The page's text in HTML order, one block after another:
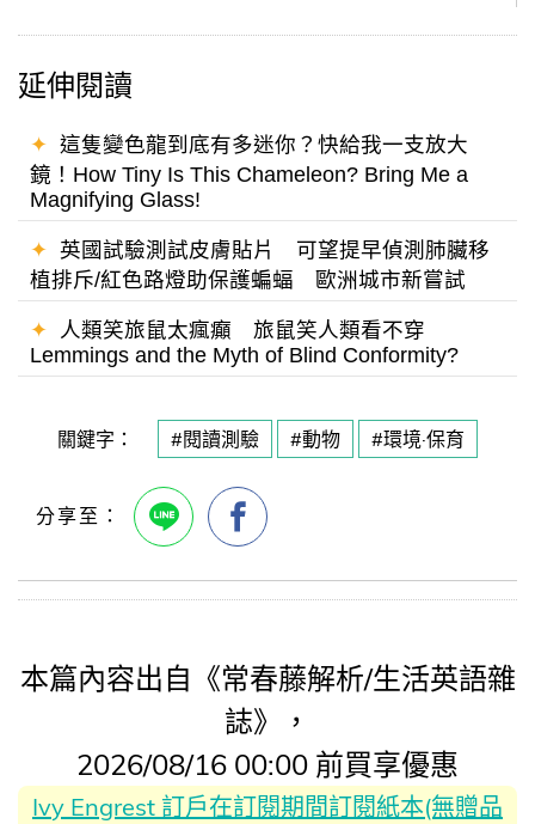
延伸閱讀
✦ 這隻變色龍到底有多迷你？快給我一支放大
鏡！How Tiny Is This Chameleon? Bring Me a
Magnifying Glass!
✦ 英國試驗測試皮膚貼片 可望提早偵測肺臟移
植排斥/紅色路燈助保護蝙蝠 歐洲城市新嘗試
✦ 人類笑旅鼠太瘋癲 旅鼠笑人類看不穿
Lemmings and the Myth of Blind Conformity?
關鍵字： #閱讀測驗 #動物 #環境·保育
本篇內容出自《常春藤解析/生活英語雜
誌》，
2026/08/16 00:00 前買享優惠
Ivy Engrest 訂戶在訂閱期間訂閱紙本(無贈品